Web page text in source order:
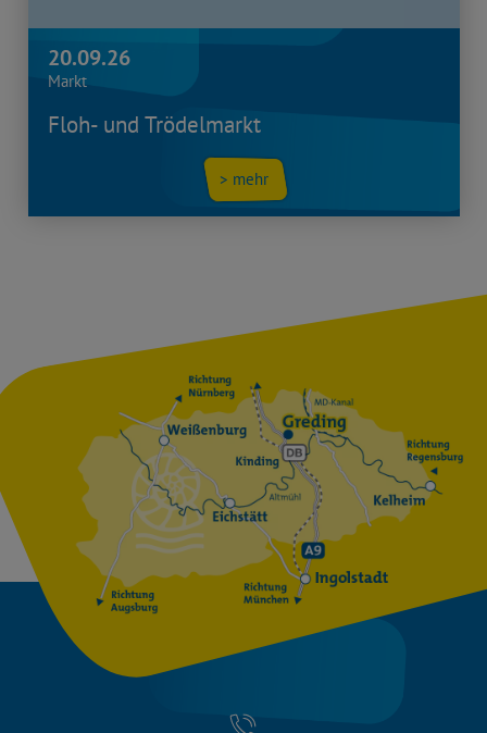
20.09.26
Markt
Floh- und Trödelmarkt
> mehr